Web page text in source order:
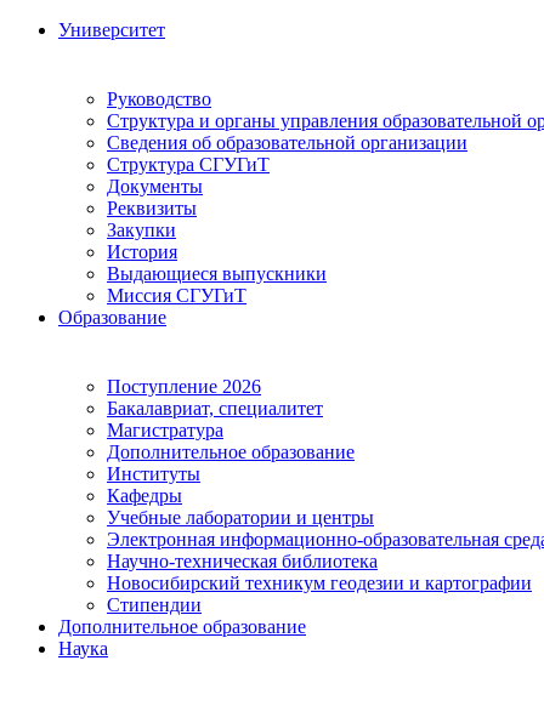
Университет
Руководство
Структура и органы управления образовательной
Сведения об образовательной организации
Структура СГУГиТ
Документы
Реквизиты
Закупки
История
Выдающиеся выпускники
Миссия СГУГиТ
Образование
Поступление 2026
Бакалавриат, специалитет
Магистратура
Дополнительное образование
Институты
Кафедры
Учебные лаборатории и центры
Электронная информационно-образовательная
Научно-техническая библиотека
Новосибирский техникум геодезии и картографии
Стипендии
Дополнительное образование
Наука